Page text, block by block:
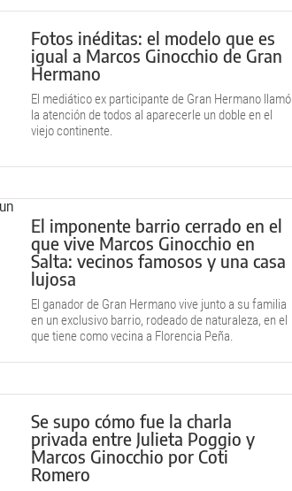
Fotos inéditas: el modelo que es
igual a Marcos Ginocchio de Gran
Hermano
El mediático ex participante de Gran Hermano llamó
la atención de todos al aparecerle un doble en el
viejo continente.
El imponente barrio cerrado en el
que vive Marcos Ginocchio en
Salta: vecinos famosos y una casa
lujosa
El ganador de Gran Hermano vive junto a su familia
en un exclusivo barrio, rodeado de naturaleza, en el
que tiene como vecina a Florencia Peña.
Se supo cómo fue la charla
privada entre Julieta Poggio y
Marcos Ginocchio por Coti
Romero